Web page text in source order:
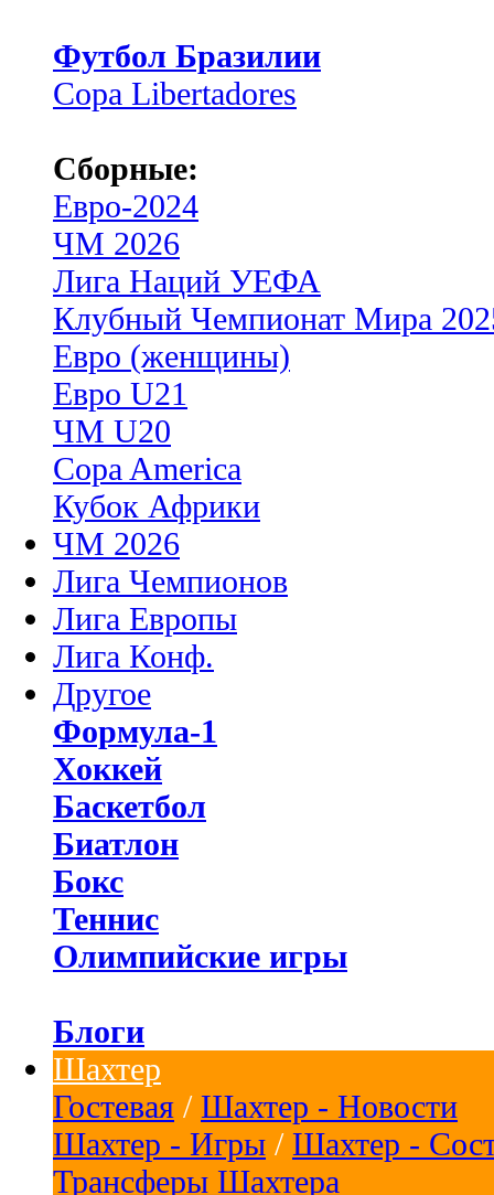
Футбол Бразилии
Copa Libertadores
Сборные:
Евро-2024
ЧМ 2026
Лига Наций УЕФА
Клубный Чемпионат Мира
Евро (женщины)
Евро U21
ЧМ U20
Copa America
Кубок Африки
ЧМ 2026
Лига Чемпионов
Лига Европы
Лига Конф.
Другое
Формула-1
Хоккей
Баскетбол
Биатлон
Бокс
Теннис
Олимпийские игры
Блоги
Шахтер
Гостевая / Шахтер - Новости
Шахтер - Игры / Шахтер -
Трансферы Шахтера